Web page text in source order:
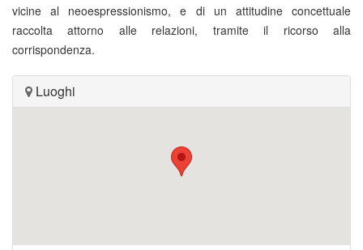
vicine al neoespressionismo, e di un attitudine concettuale
raccolta attorno alle relazioni, tramite il ricorso alla
corrispondenza.
Luoghi